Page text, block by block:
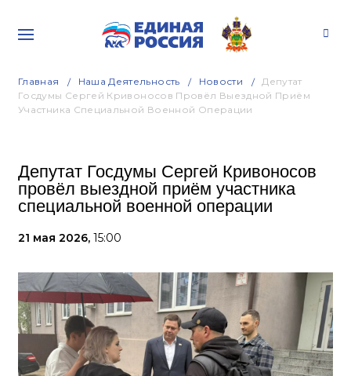
Главная Наша Деятельность Новости
Депутат
Госдумы Сергей Кривоносов Провёл Выездной Приём
Участника Специальной Военной Операции
Депутат Госдумы Сергей Кривоносов
провёл выездной приём участника
специальной военной операции
21 мая 2026, 15:00